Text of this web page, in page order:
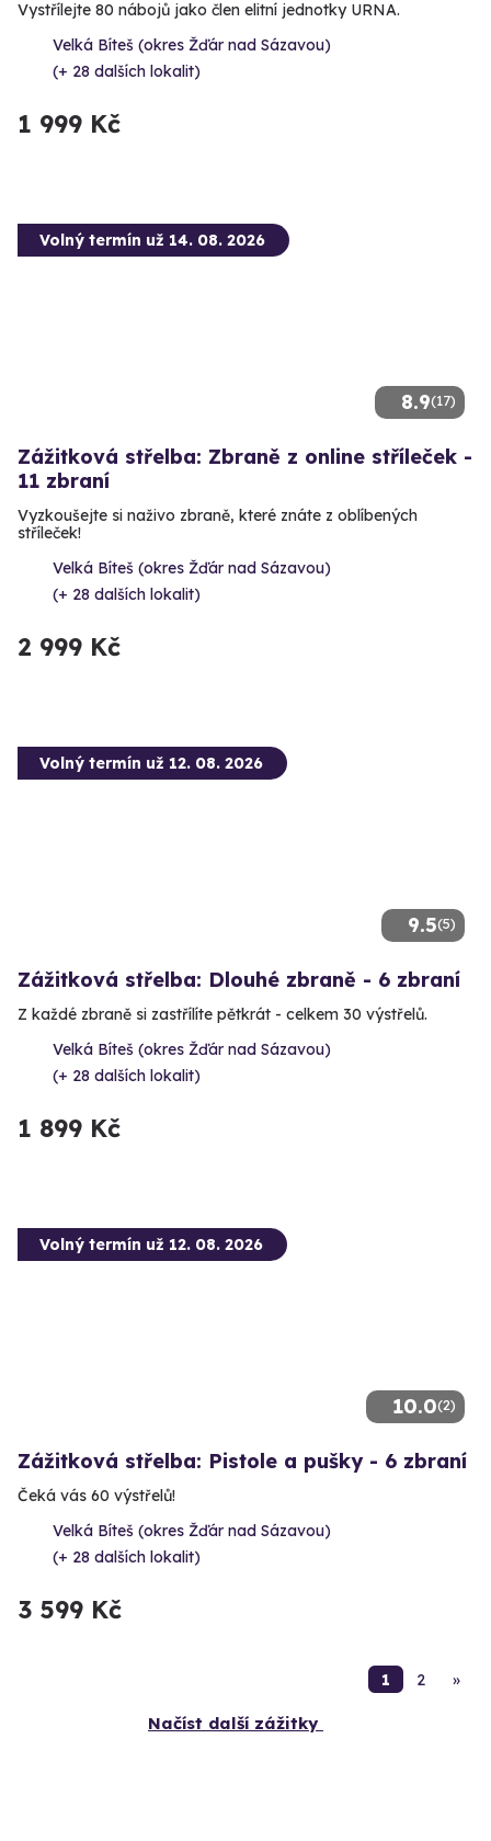
Vystřílejte 80 nábojů jako člen elitní jednotky URNA.
Velká Bíteš (okres Žďár nad Sázavou)
(+ 28 dalších lokalit)
1 999 Kč
8.9(17)
Volný termín už 14. 08. 2026
Zážitková střelba: Zbraně z online stříleček -
11 zbraní
Vyzkoušejte si naživo zbraně, které znáte z oblíbených
stříleček!
Velká Bíteš (okres Žďár nad Sázavou)
(+ 28 dalších lokalit)
2 999 Kč
9.5(5)
Volný termín už 12. 08. 2026
Zážitková střelba: Dlouhé zbraně - 6 zbraní
Z každé zbraně si zastřílíte pětkrát - celkem 30 výstřelů.
Velká Bíteš (okres Žďár nad Sázavou)
(+ 28 dalších lokalit)
1 899 Kč
10.0(2)
Volný termín už 12. 08. 2026
Zážitková střelba: Pistole a pušky - 6 zbraní
Čeká vás 60 výstřelů!
Velká Bíteš (okres Žďár nad Sázavou)
(+ 28 dalších lokalit)
3 599 Kč
1 2 »
Načíst další zážitky